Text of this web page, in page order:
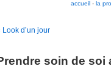
accueil- la
Look d’un jour
soin de soi